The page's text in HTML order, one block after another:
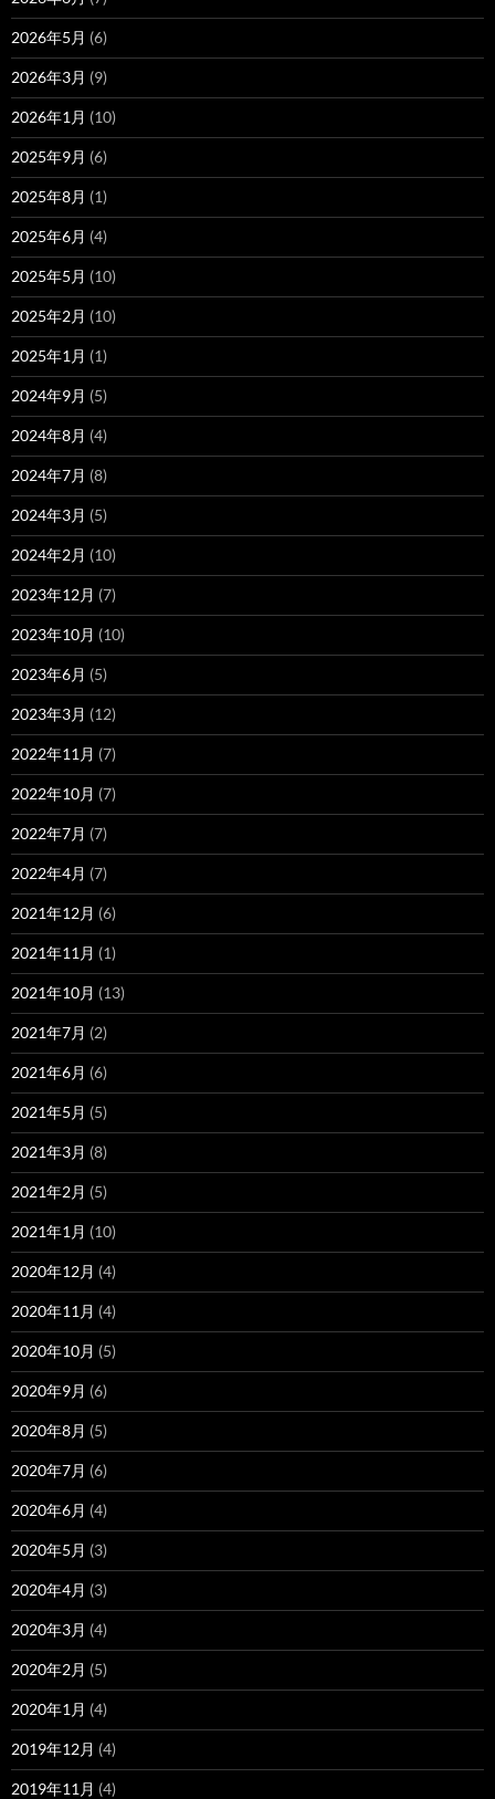
2026年5月 (6)
2026年3月 (9)
2026年1月 (10)
2025年9月 (6)
2025年8月 (1)
2025年6月 (4)
2025年5月 (10)
2025年2月 (10)
2025年1月 (1)
2024年9月 (5)
2024年8月 (4)
2024年7月 (8)
2024年3月 (5)
2024年2月 (10)
2023年12月 (7)
2023年10月 (10)
2023年6月 (5)
2023年3月 (12)
2022年11月 (7)
2022年10月 (7)
2022年7月 (7)
2022年4月 (7)
2021年12月 (6)
2021年11月 (1)
2021年10月 (13)
2021年7月 (2)
2021年6月 (6)
2021年5月 (5)
2021年3月 (8)
2021年2月 (5)
2021年1月 (10)
2020年12月 (4)
2020年11月 (4)
2020年10月 (5)
2020年9月 (6)
2020年8月 (5)
2020年7月 (6)
2020年6月 (4)
2020年5月 (3)
2020年4月 (3)
2020年3月 (4)
2020年2月 (5)
2020年1月 (4)
2019年12月 (4)
2019年11月 (4)